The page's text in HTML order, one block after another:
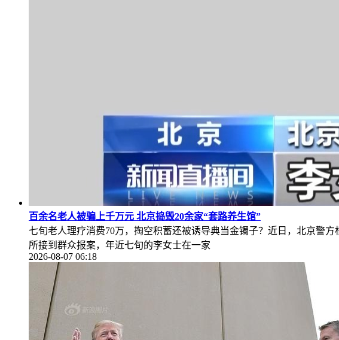
百余名老人被骗上千万元 北京捣毁20余家“套路养生馆”
七旬老人理疗消费70万，掏空积蓄还被诱导典当金镯子？近日，北京警
所接到群众报案，年近七旬的李女士在一家
2026-08-07 06:18